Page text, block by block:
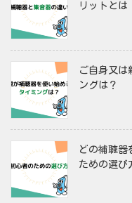
リットとは
ご自身又は
ングは？
どの補聴器
ための選び